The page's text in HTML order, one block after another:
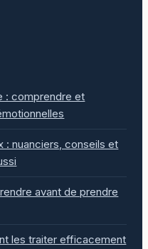
: comprendre et
: nuanciers, conseils et
avant de prendre
les traiter efficacement